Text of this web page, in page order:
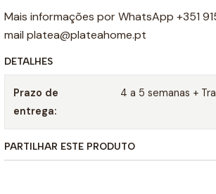
Mais informações por WhatsApp +351
mail platea@plateahome.pt
DETALHES
Prazo de
entrega:
4 a 5 semanas +
PARTILHAR ESTE PRODUTO